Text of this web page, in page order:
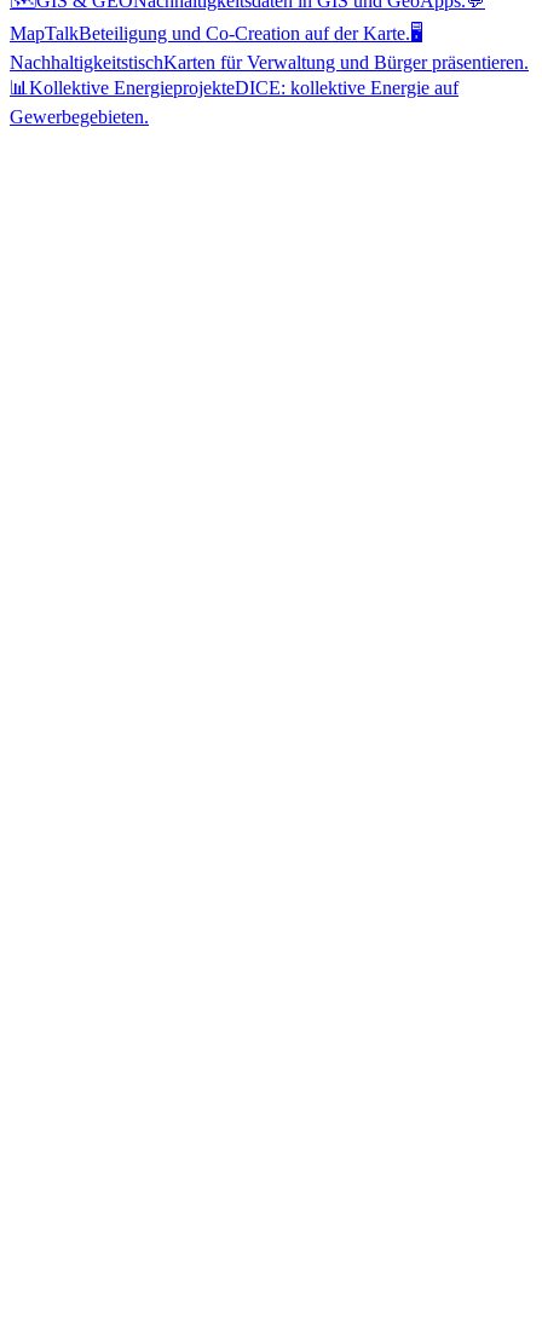
MapTalkBeteiligung und Co-Creation auf der Karte.🖥️
NachhaltigkeitstischKarten für Verwaltung und Bürger präsentieren.
📊 Kollektive EnergieprojekteDICE: kollektive Energie auf
Gewerbegebieten.